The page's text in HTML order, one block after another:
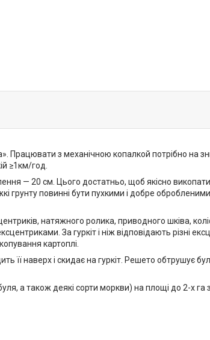
Працювати з механічною копалкой потрібно на
≥1км/год.
— 20 см. Цього достатньо, щоб якісно
грунту повинні бути пухкими і добре
натяжного ролика, приводного шківа,
За гуркіт і ніж відповідають різні
картоплі.
її наверх і скидає на гуркіт. Решето обтрушує
а також деякі сорти моркви) на площі до 2-х га